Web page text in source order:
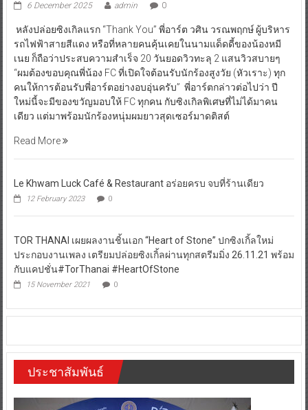
6 December 2025 admin 0
หลังปล่อยซิงเกิลแรก “Thank You” พี่อาร์ต วศิน วรณพฤกษ์ ผู้บริหาร
รถไฟฟ้าสายสีแดง หรือที่หลายคนคุ้นเคยในนามแด็ดดี้ของน้องหมี
เนย ก็ถือว่าประสบความสำเร็จ 20 วันยอดวิวทะลุ 2 แสนวิวสบายๆ
“ผมต้องขอบคุณพี่น้อง FC ที่เปิดใจต้อนรับนักร้องสูงวัย (หัวเราะ) ทุก
คนให้การต้อนรับพี่อาร์ตอย่างอบอุ่นครับ” พี่อาร์ตกล่าวต่อไปว่า ปี
ใหม่นี้จะมีของขวัญมอบให้ FC ทุกคน กับซิงเกิลพิเศษที่ไม่ได้มาคน
เดียว แต่มาพร้อมนักร้องหนุ่มผมยาวสุดเซอร์มาดติสต์
Read More
Le Khwam Luck Café & Restaurant อร่อยครบ จบที่ร้านเดียว
12 February 2023 0
TOR THANAI เผยผลงานชิ้นเอก “Heart of Stone” ปกซิงเกิ้ลใหม่
ประกอบงานเพลง เตรียมปล่อยซิงเกิ้ลผ่านทุกสตรีมมิ่ง 26.11.21 พร้อม
กับแคปชั่น#TorThanai #HeartOfStone
15 November 2021 0
ประชาสัมพันธ์